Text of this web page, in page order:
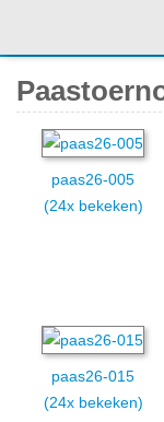
paas26-005
(24x bekeken)
paas26-015
(24x bekeken)